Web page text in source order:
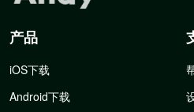
产品
iOS下载
Android下载